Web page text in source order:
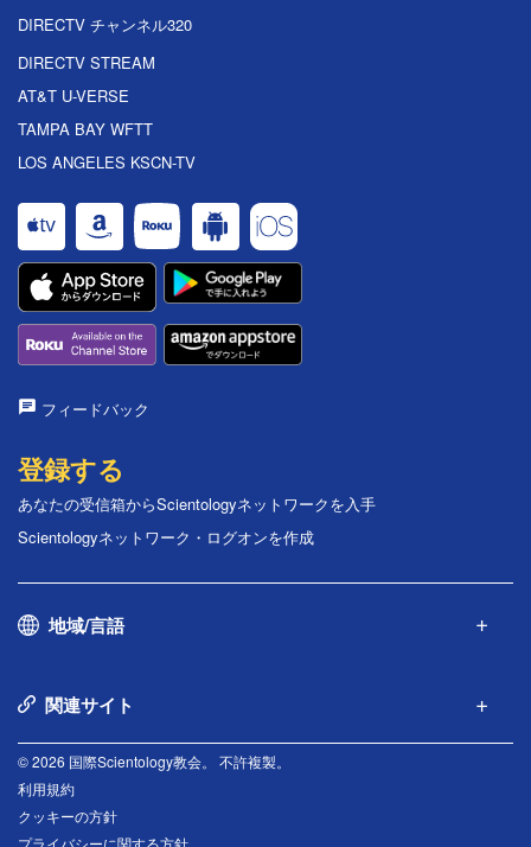
DIRECTV チャンネル320
DIRECTV STREAM
AT&T U-VERSE
TAMPA BAY WFTT
LOS ANGELES KSCN-TV
フィードバック
登録する
あなたの受信箱からScientologyネットワークを入手
Scientologyネットワーク・ログオンを作成
地域/言語
関連サイト
© 2026 国際Scientology教会。 不許複製。
利用規約
クッキーの方針